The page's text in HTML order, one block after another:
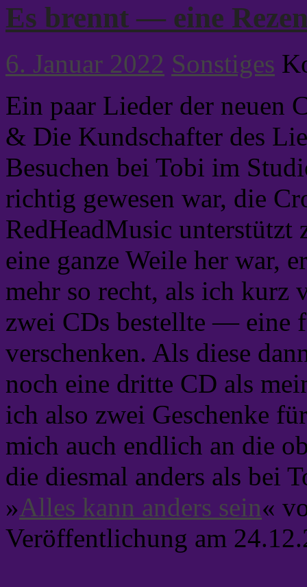
Es brennt — eine
6. Januar 2022 Sonstiges
Ein paar Lieder der neuen
& Die Kundschafter des
Besuchen bei Tobi im
richtig gewesen war, die
RedHeadMusic unterstützt
eine ganze Weile her war,
mehr so recht, als ich kurz
zwei CDs bestellte — eine
verschenken. Als diese
noch eine dritte CD als
ich also zwei Geschenke
mich auch endlich an die
die diesmal anders als bei
»Alles kann anders sein«
Veröffentlichung am